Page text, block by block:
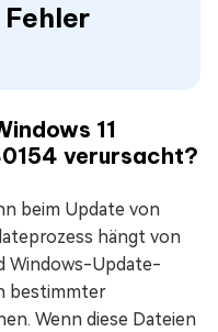
Fehler
11
verursacht?
beim Update von
hängt von
Windows-Update-
bestimmter
Wenn diese Dateien